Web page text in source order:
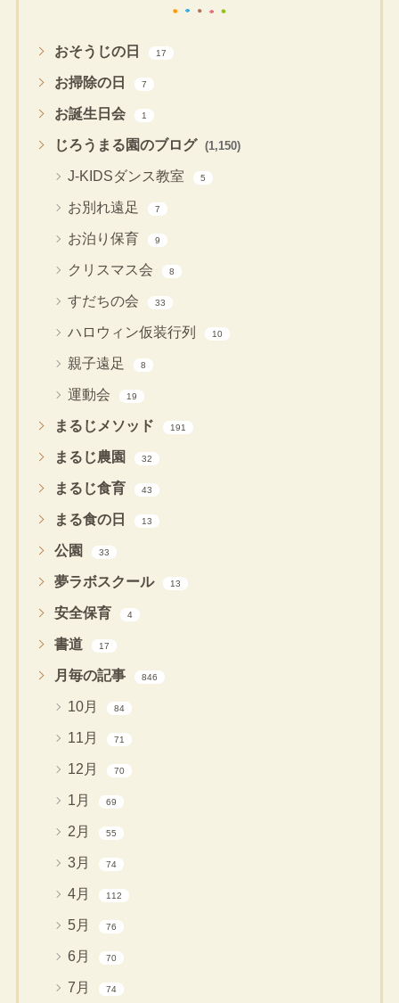
おそうじの日 17
お掃除の日 7
お誕生日会 1
じろうまる園のブログ (1,150)
J-KIDSダンス教室 5
お別れ遠足 7
お泊り保育 9
クリスマス会 8
すだちの会 33
ハロウィン仮装行列 10
親子遠足 8
運動会 19
まるじメソッド 191
まるじ農園 32
まるじ食育 43
まる食の日 13
公園 33
夢ラボスクール 13
安全保育 4
書道 17
月毎の記事 846
10月 84
11月 71
12月 70
1月 69
2月 55
3月 74
4月 112
5月 76
6月 70
7月 74